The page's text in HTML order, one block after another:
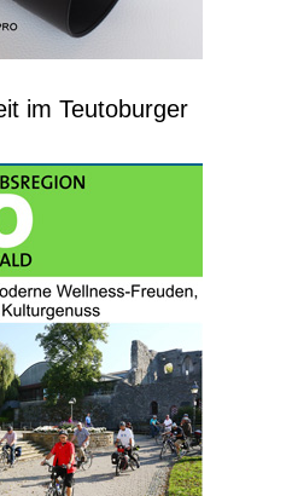
im Teutoburger